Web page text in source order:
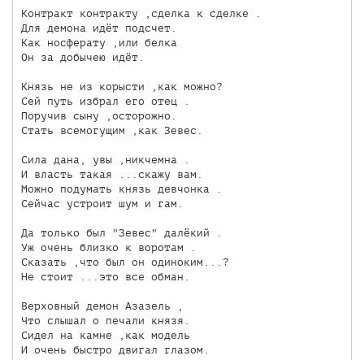
Контракт контракту ,сделка к сделке .
Для демона идёт подсчет.
Как носферату ,или белка
Он за добычею идёт.
Князь не из корысти ,как можно?
Сей путь избрал его отец .
Поручив сыну ,осторожно.
Стать всемогущим ,как Зевес.
Сила дана, увы ,никчемна .
И власть такая ...скажу вам.
Можно подумать князь девчонка .
Сейчас устроит шум и гам.
Да только был "Зевес" далёкий .
Уж очень близко к воротам .
Сказать ,что был он одиноким...?
Не стоит ...это все обман.
Верховный демон Азазель ,
Что слышал о печали князя.
Сидел на камне ,как модель
И очень быстро двигал глазом.